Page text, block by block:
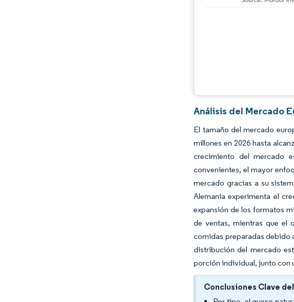
Análisis del Mercado
El tamaño del mercado
millones en 2026 hasta
crecimiento del mercado
convenientes, el mayor
mercado gracias a su
Alemania experimenta el
expansión de los formatos
de ventas, mientras que el
comidas preparadas debido
distribución del mercado
porción individual, junto con
Conclusiones Clave